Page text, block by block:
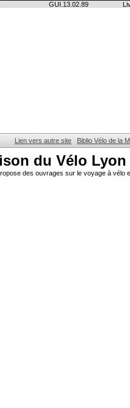
GUI.13.02.89
Lien vers autre site Biblio Vélo de la
du Vélo Lyon
des ouvrages sur le voyage à